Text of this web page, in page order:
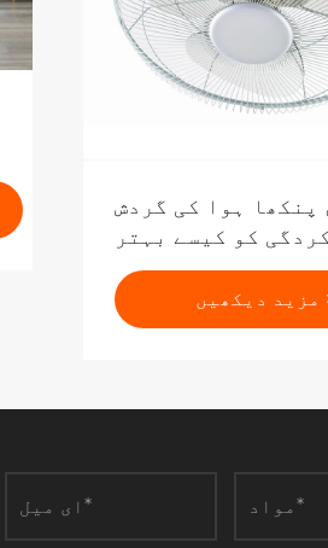
پنکھا ہوا کی گردش
کو کیسے بہتر
بناتا ہے؟